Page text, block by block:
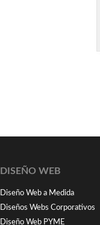
DISEÑO WEB
Diseño Web a Medida
Diseños Webs Corporativos
Diseño Web PYME